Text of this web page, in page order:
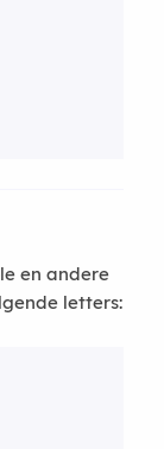
en andere
letters: